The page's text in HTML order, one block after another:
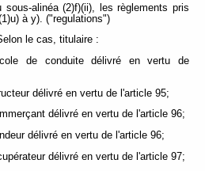
sous-alinéa (2)f)(ii), les règlements pris
à y). ("regulations")
le cas, titulaire :
de conduite délivré en vertu de
délivré en vertu de l'article 95;
délivré en vertu de l'article 96;
délivré en vertu de l'article 96;
délivré en vertu de l'article 97;